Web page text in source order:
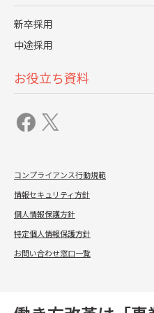
新卒採用
中途採用
お役立ち資料
コンプライアンス行動規範
情報セキュリティ方針
個人情報保護方針
特定個人情報保護方針
お問い合わせ窓口一覧
間単位で出社
ートワークの
のが対象と考え